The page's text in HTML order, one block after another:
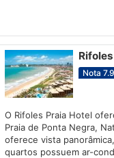
Nota 7.9
O Rifoles Praia Hotel
Praia de Ponta Negra,
oferece vista
quartos possuem ar-